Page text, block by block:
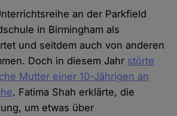
an der Parkfield
in Birmingham als
und seitdem auch von anderen
Doch in diesem Jahr störte
Mutter einer 10-Jährigen an
. Fatima Shah erklärte, die
um etwas über